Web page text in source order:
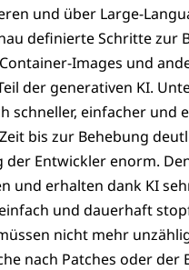
und über Large-
definierte Schritte zur
Images und
der generativen KI.
schneller, einfacher und
bis zur Behebung
der Entwickler enorm.
und erhalten dank KI
und dauerhaft
nicht mehr
nach Patches oder